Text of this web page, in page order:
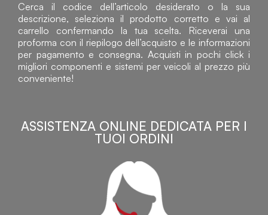
Cerca il codice dell’articolo desiderato o la sua
descrizione, seleziona il prodotto corretto e vai al
carrello confermando la tua scelta. Riceverai una
proforma con il riepilogo dell’acquisto e le informazioni
per pagamento e consegna. Acquisti in pochi click i
migliori componenti e sistemi per veicoli al prezzo più
conveniente!
ASSISTENZA ONLINE DEDICATA PER I
TUOI ORDINI